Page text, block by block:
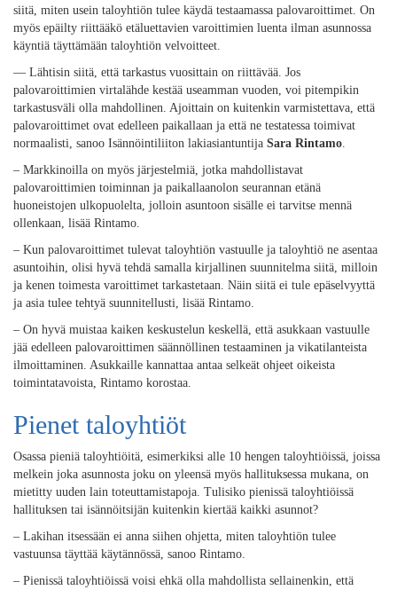
siitä, miten usein taloyhtiön tulee käydä testaamassa palovaroittimet. On
myös epäilty riittääkö etäluettavien varoittimien luenta ilman asunnossa
käyntiä täyttämään taloyhtiön velvoitteet.
— Lähtisin siitä, että tarkastus vuosittain on riittävää. Jos
palovaroittimien virtalähde kestää useamman vuoden, voi pitempikin
tarkastusväli olla mahdollinen. Ajoittain on kuitenkin varmistettava, että
palovaroittimet ovat edelleen paikallaan ja että ne testatessa toimivat
normaalisti, sanoo Isännöintiliiton lakiasiantuntija Sara Rintamo.
– Markkinoilla on myös järjestelmiä, jotka mahdollistavat
palovaroittimien toiminnan ja paikallaanolon seurannan etänä
huoneistojen ulkopuolelta, jolloin asuntoon sisälle ei tarvitse mennä
ollenkaan, lisää Rintamo.
– Kun palovaroittimet tulevat taloyhtiön vastuulle ja taloyhtiö ne asentaa
asuntoihin, olisi hyvä tehdä samalla kirjallinen suunnitelma siitä, milloin
ja kenen toimesta varoittimet tarkastetaan. Näin siitä ei tule epäselvyyttä
ja asia tulee tehtyä suunnitellusti, lisää Rintamo.
– On hyvä muistaa kaiken keskustelun keskellä, että asukkaan vastuulle
jää edelleen palovaroittimen säännöllinen testaaminen ja vikatilanteista
ilmoittaminen. Asukkaille kannattaa antaa selkeät ohjeet oikeista
toimintatavoista, Rintamo korostaa.
Pienet taloyhtiöt
Osassa pieniä taloyhtiöitä, esimerkiksi alle 10 hengen taloyhtiöissä, joissa
melkein joka asunnosta joku on yleensä myös hallituksessa mukana, on
mietitty uuden lain toteuttamistapoja. Tulisiko pienissä taloyhtiöissä
hallituksen tai isännöitsijän kuitenkin kiertää kaikki asunnot?
– Lakihan itsessään ei anna siihen ohjetta, miten taloyhtiön tulee
vastuunsa täyttää käytännössä, sanoo Rintamo.
– Pienissä taloyhtiöissä voisi ehkä olla mahdollista sellainenkin, että